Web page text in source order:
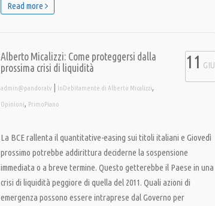
Read more
Alberto Micalizzi: Come proteggersi dalla
prossima crisi di liquidità
admin@pandoratv | InDebitamente di Alberto Micalizzi,
Opinioni, PrimoPiano
11 GIU
La BCE rallenta il quantitative-easing sui titoli italiani e Giovedì
prossimo potrebbe addirittura deciderne la sospensione
immediata o a breve termine. Questo getterebbe il Paese in una
crisi di liquidità peggiore di quella del 2011. Quali azioni di
emergenza possono essere intraprese dal Governo per